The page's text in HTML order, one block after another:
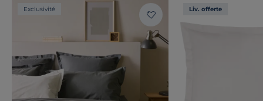
Exclusivité Liv. offerte